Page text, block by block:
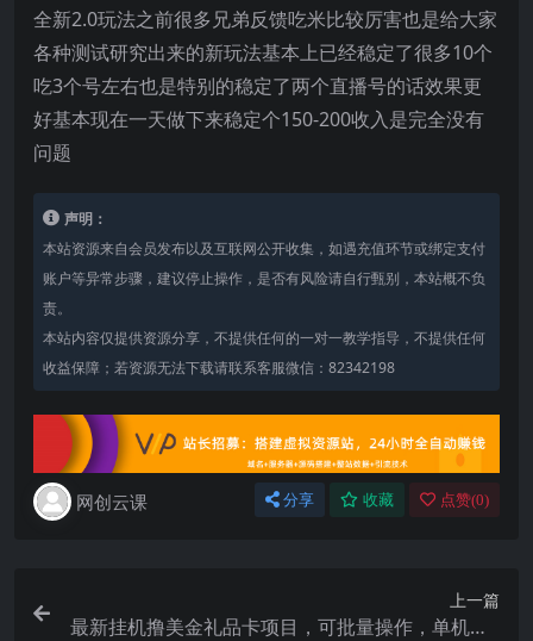
全新2.0玩法之前很多兄弟反馈吃米比较厉害也是给大家
各种测试研究出来的新玩法基本上已经稳定了很多10个
吃3个号左右也是特别的稳定了两个直播号的话效果更
好基本现在一天做下来稳定个150-200收入是完全没有
问题
声明：
本站资源来自会员发布以及互联网公开收集，如遇充值环节或绑定支付
账户等异常步骤，建议停止操作，是否有风险请自行甄别，本站概不负
责。
本站内容仅提供资源分享，不提供任何的一对一教学指导，不提供任何
收益保障；若资源无法下载请联系客服微信：82342198
网创云课 分享 收藏 点赞(0)
上一篇
最新挂机撸美金礼品卡项目，可批量操作，单机器2